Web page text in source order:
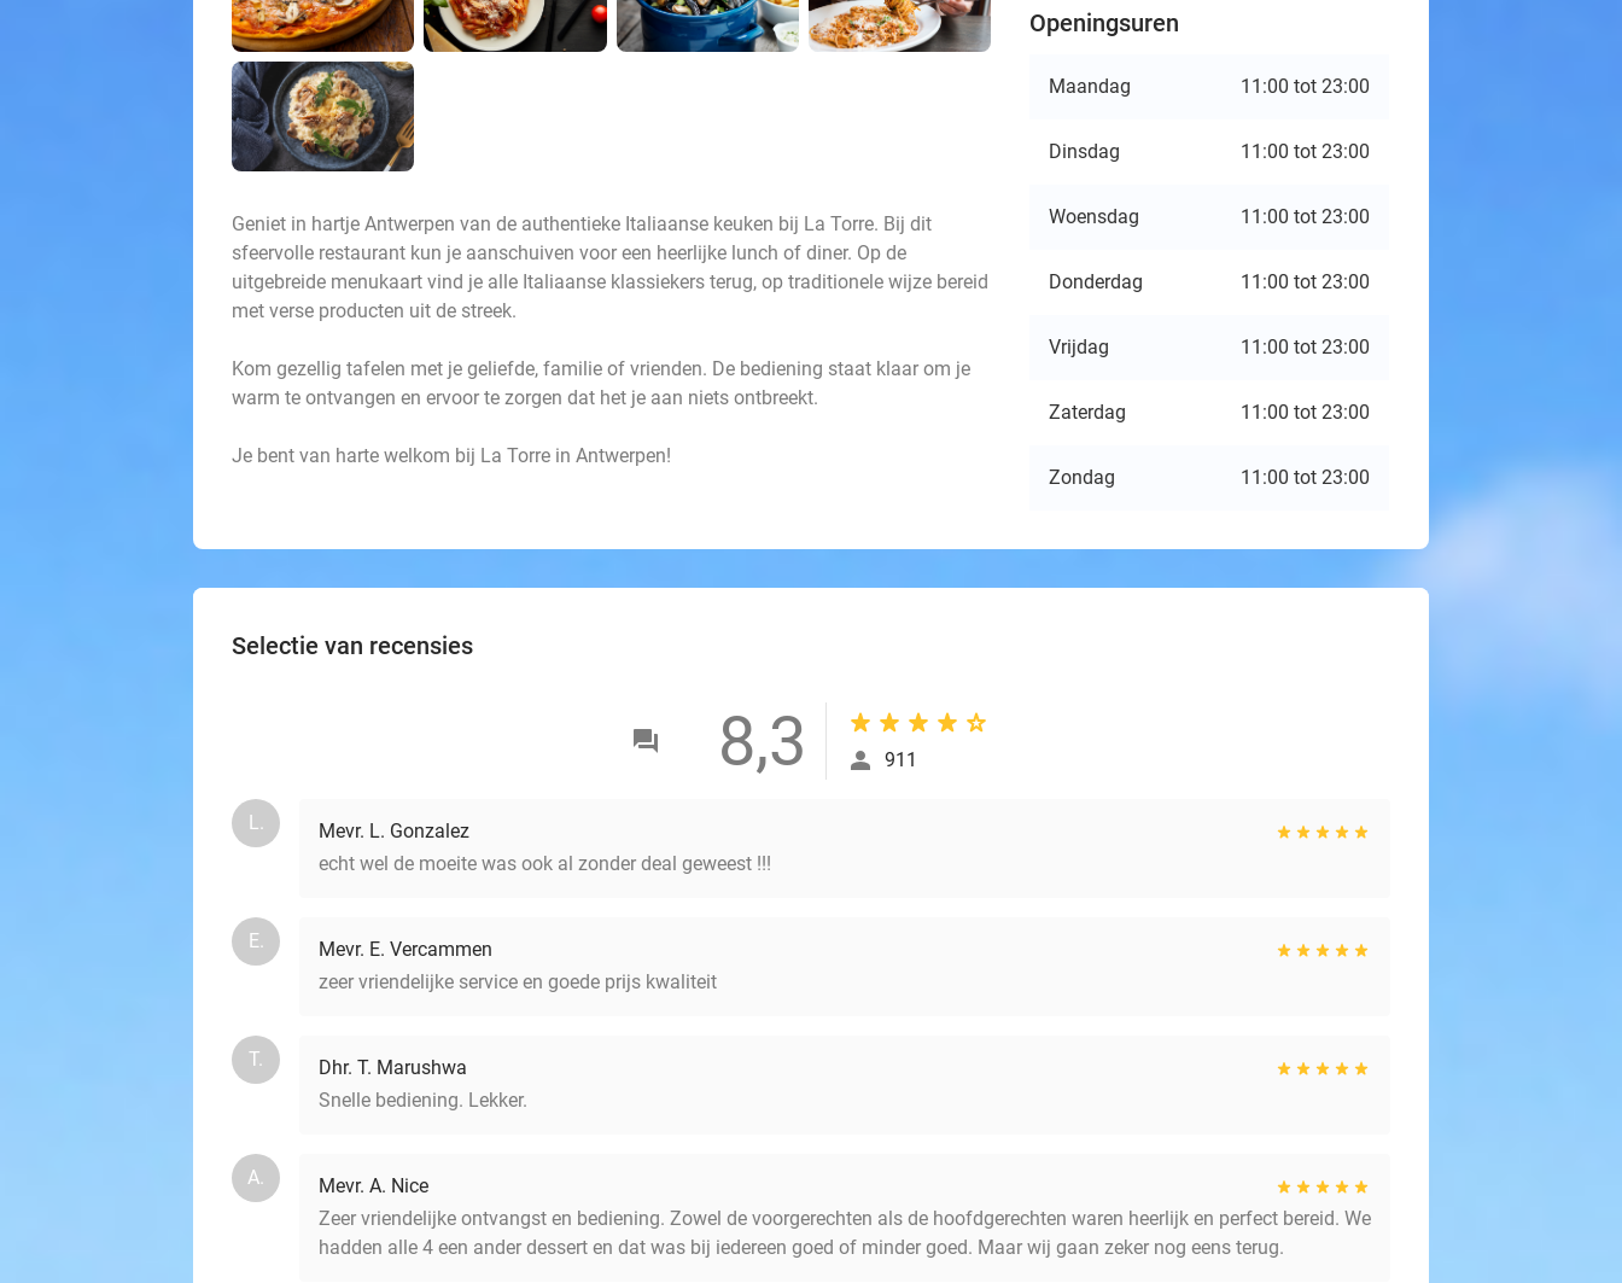
Geniet in hartje Antwerpen van de authentieke Italiaanse keuken bij La Torre. Bij dit
sfeervolle restaurant kun je aanschuiven voor een heerlijke lunch of diner. Op de
uitgebreide menukaart vind je alle Italiaanse klassiekers terug, op traditionele wijze bereid
met verse producten uit de streek.
Kom gezellig tafelen met je geliefde, familie of vrienden. De bediening staat klaar om je
warm te ontvangen en ervoor te zorgen dat het je aan niets ontbreekt.
Je bent van harte welkom bij La Torre in Antwerpen!
Openingsuren
Maandag 11:00 tot 23:00
Dinsdag 11:00 tot 23:00
Woensdag 11:00 tot 23:00
Donderdag 11:00 tot 23:00
Vrijdag 11:00 tot 23:00
Zaterdag 11:00 tot 23:00
Zondag 11:00 tot 23:00
Selectie van recensies
8,3 911
L.
Mevr. L. Gonzalez
echt wel de moeite was ook al zonder deal geweest !!!
E.
Mevr. E. Vercammen
zeer vriendelijke service en goede prijs kwaliteit
T.
Dhr. T. Marushwa
Snelle bediening. Lekker.
A.
Mevr. A. Nice
Zeer vriendelijke ontvangst en bediening. Zowel de voorgerechten als de hoofdgerechten waren heerlijk en perfect bereid. We
hadden alle 4 een ander dessert en dat was bij iedereen goed of minder goed. Maar wij gaan zeker nog eens terug.